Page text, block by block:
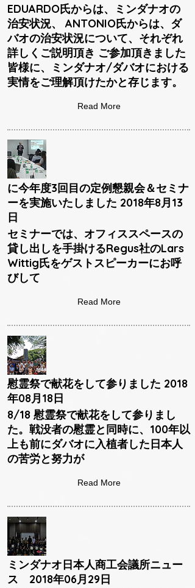
EDUARDO氏からは、ミンダナオの
治安状況、 ANTONIO氏からは、ダ
バオの治安状況について、それぞれ
詳しくご説明頂き ご参加頂きました
皆様に、ミンダナオ/ダバオにおける
実情をご理解頂けたかと存じます。
Read More
に今年度3回目の定例懇親会＆セミナ
ーを実施いたしました 2018年8月13
日
セミナーでは、オフィススペースの
貸し出しを手掛けるRegus社のLars
Wittig氏をゲストスピーカーにお呼
びして
Read More
慰霊祭で献花をして参りました 2018
年08月18日
8/18 慰霊祭で献花をして参りまし
た。戦没者の慰霊と同時に、100年以
上も前にダバオに入植者した日本人
の苦労と努力が
Read More
ミンダナオ日本人商工会議所ニュー
ス 2018年06月29日